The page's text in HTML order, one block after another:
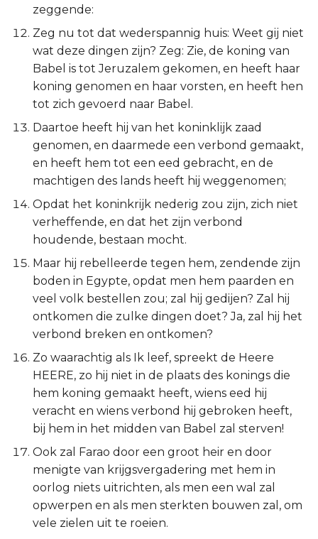
Judas
Openbaring
zeggende:
Zeg nu tot dat wederspannig huis: Weet gij niet
wat deze dingen zijn? Zeg: Zie, de koning van
Babel is tot Jeruzalem gekomen, en heeft haar
koning genomen en haar vorsten, en heeft hen
tot zich gevoerd naar Babel.
Daartoe heeft hij van het koninklijk zaad
genomen, en daarmede een verbond gemaakt,
en heeft hem tot een eed gebracht, en de
machtigen des lands heeft hij weggenomen;
Opdat het koninkrijk nederig zou zijn, zich niet
verheffende, en dat het zijn verbond
houdende, bestaan mocht.
Maar hij rebelleerde tegen hem, zendende zijn
boden in Egypte, opdat men hem paarden en
veel volk bestellen zou; zal hij gedijen? Zal hij
ontkomen die zulke dingen doet? Ja, zal hij het
verbond breken en ontkomen?
Zo waarachtig als Ik leef, spreekt de Heere
HEERE, zo hij niet in de plaats des konings die
hem koning gemaakt heeft, wiens eed hij
veracht en wiens verbond hij gebroken heeft,
bij hem in het midden van Babel zal sterven!
Ook zal Farao door een groot heir en door
menigte van krijgsvergadering met hem in
oorlog niets uitrichten, als men een wal zal
opwerpen en als men sterkten bouwen zal, om
vele zielen uit te roeien.